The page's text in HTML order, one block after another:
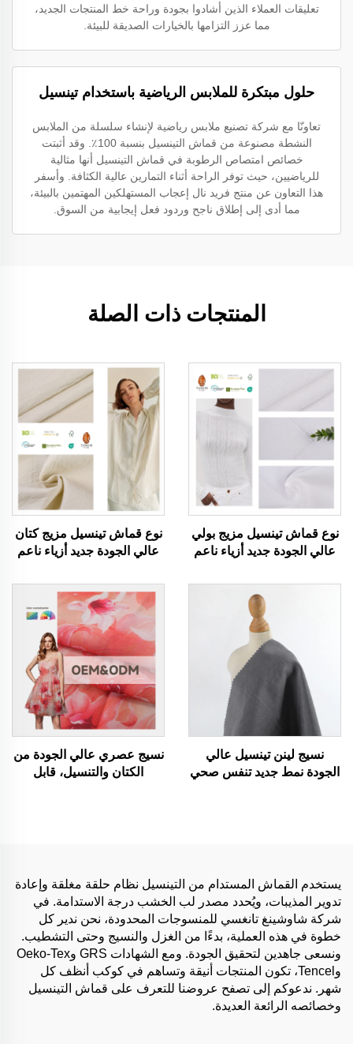
تعليقات العملاء الذين أشادوا بجودة وراحة خط المنتجات الجديد،
مما عزز التزامها بالخيارات الصديقة للبيئة.
حلول مبتكرة للملابس الرياضية باستخدام تينسيل
تعاونّا مع شركة تصنيع ملابس رياضية لإنشاء سلسلة من الملابس
النشطة مصنوعة من قماش التينسيل بنسبة 100٪. وقد أثبتت
خصائص امتصاص الرطوبة في قماش التينسيل أنها مثالية
للرياضيين، حيث توفر الراحة أثناء التمارين عالية الكثافة. وأسفر
هذا التعاون عن منتج فريد نال إعجاب المستهلكين المهتمين بالبيئة،
مما أدى إلى إطلاق ناجح وردود فعل إيجابية من السوق.
المنتجات ذات الصلة
نوع قماش تينسيل مزيج بولي
عالي الجودة جديد أزياء ناعم
ملابس للنساء والرجال قماش
الملابس
نوع قماش تينسيل مزيج كتان
عالي الجودة جديد أزياء ناعم
ملابس للنساء والرجال قماش
الملابس
نسيج لينن تينسيل عالي
الجودة نمط جديد تنفس صحي
نسيج عصري عالي الجودة من
الكتان والتنسيل، قابل
يستخدم القماش المستدام من التينسيل نظام حلقة مغلقة وإعادة
تدوير المذيبات، ويُحدد مصدر لب الخشب درجة الاستدامة. في
شركة شاوشينغ تانغسي للمنسوجات المحدودة، نحن ندير كل
خطوة في هذه العملية، بدءًا من الغزل والنسيج وحتى التشطيب.
ونسعى جاهدين لتحقيق الجودة. ومع الشهادات GRS وOeko-Tex
وTencel، تكون المنتجات أنيقة وتساهم في كوكب أنظف كل
شهر. ندعوكم إلى تصفح عروضنا للتعرف على قماش التينسيل
وخصائصه الرائعة العديدة.